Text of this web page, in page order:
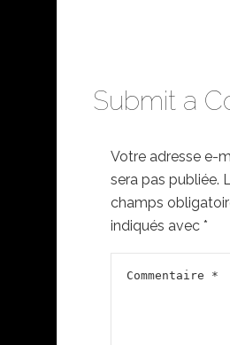
Submit a
Votre adresse e-
sera pas publiée.
champs
indiqués avec *